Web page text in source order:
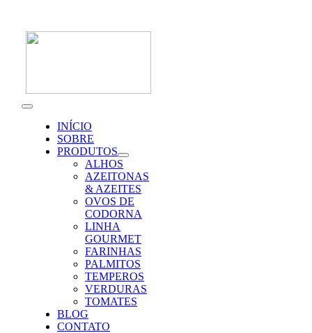
content
Toggle
NavigationINÍCIO
SOBRE
PRODUTOS
ALHOS
AZEITONAS
& AZEITES
OVOS DE
CODORNA
LINHA
GOURMET
FARINHAS
PALMITOS
TEMPEROS
VERDURAS
TOMATES
BLOG
CONTATO